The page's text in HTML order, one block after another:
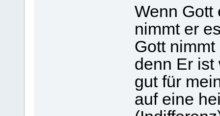
Wenn Gott
nimmt er
Gott
denn Er ist
gut für
auf eine